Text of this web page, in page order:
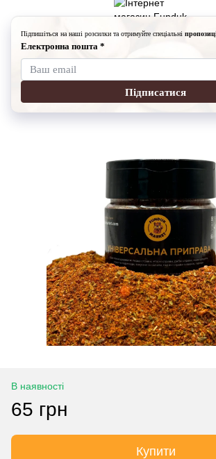
Спеції Спеції Fundukmarket
Універсальна приправа
Написати відгук
В наявності
65 грн
Купити